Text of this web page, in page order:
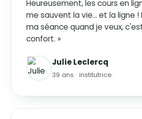
Heureusement, les cours en
me sauvent la vie… et la ligne !
ma séance quand je veux,
confort. »
Julie Leclercq
39 ans · institutrice